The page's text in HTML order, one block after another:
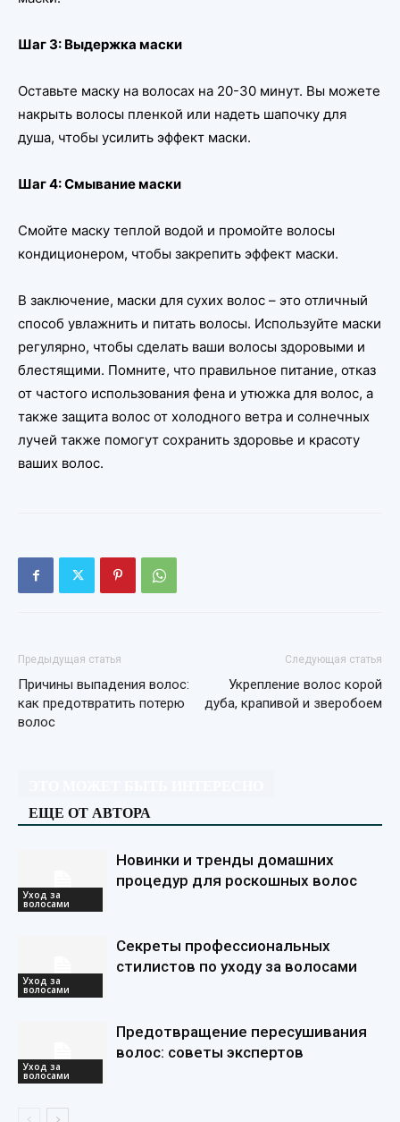
Шаг 3: Выдержка маски
Оставьте маску на волосах на 20-30 минут. Вы можете
накрыть волосы пленкой или надеть шапочку для
душа, чтобы усилить эффект маски.
Шаг 4: Смывание маски
Смойте маску теплой водой и промойте волосы
кондиционером, чтобы закрепить эффект маски.
В заключение, маски для сухих волос – это отличный
способ увлажнить и питать волосы. Используйте маски
регулярно, чтобы сделать ваши волосы здоровыми и
блестящими. Помните, что правильное питание, отказ
от частого использования фена и утюжка для волос, а
также защита волос от холодного ветра и солнечных
лучей также помогут сохранить здоровье и красоту
ваших волос.
Предыдущая статья
Причины выпадения волос:
как предотвратить потерю
волос
Следующая статья
Укрепление волос корой
дуба, крапивой и зверобоем
ЕЩЕ ОТ АВТОРА
Уход за
волосами
Новинки и тренды домашних
процедур для роскошных волос
Уход за
волосами
Секреты профессиональных
стилистов по уходу за волосами
Уход за
волосами
Предотвращение пересушивания
волос: советы экспертов